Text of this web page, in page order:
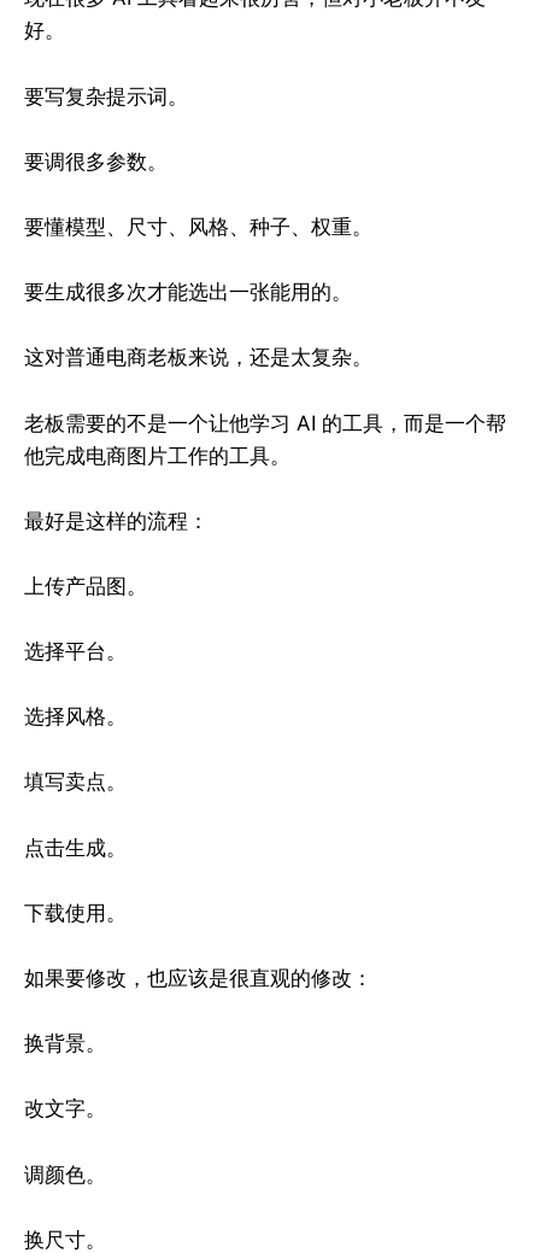
好。
要写复杂提示词。
要调很多参数。
要懂模型、尺寸、风格、种子、权重。
要生成很多次才能选出一张能用的。
这对普通电商老板来说，还是太复杂。
老板需要的不是一个让他学习 AI 的工具，而是一个帮
他完成电商图片工作的工具。
最好是这样的流程：
上传产品图。
选择平台。
选择风格。
填写卖点。
点击生成。
下载使用。
如果要修改，也应该是很直观的修改：
换背景。
改文字。
调颜色。
换尺寸。